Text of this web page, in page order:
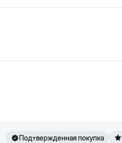
Подтвержденная покупка